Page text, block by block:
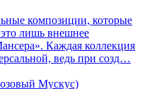
композиции, которые
лишь внешнее
Каждая коллекция
ведь при созд…